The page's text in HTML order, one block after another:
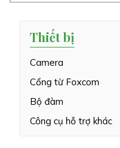
Thiết bị
Camera
Cổng từ Foxcom
Bộ đàm
Công cụ hỗ trợ khác